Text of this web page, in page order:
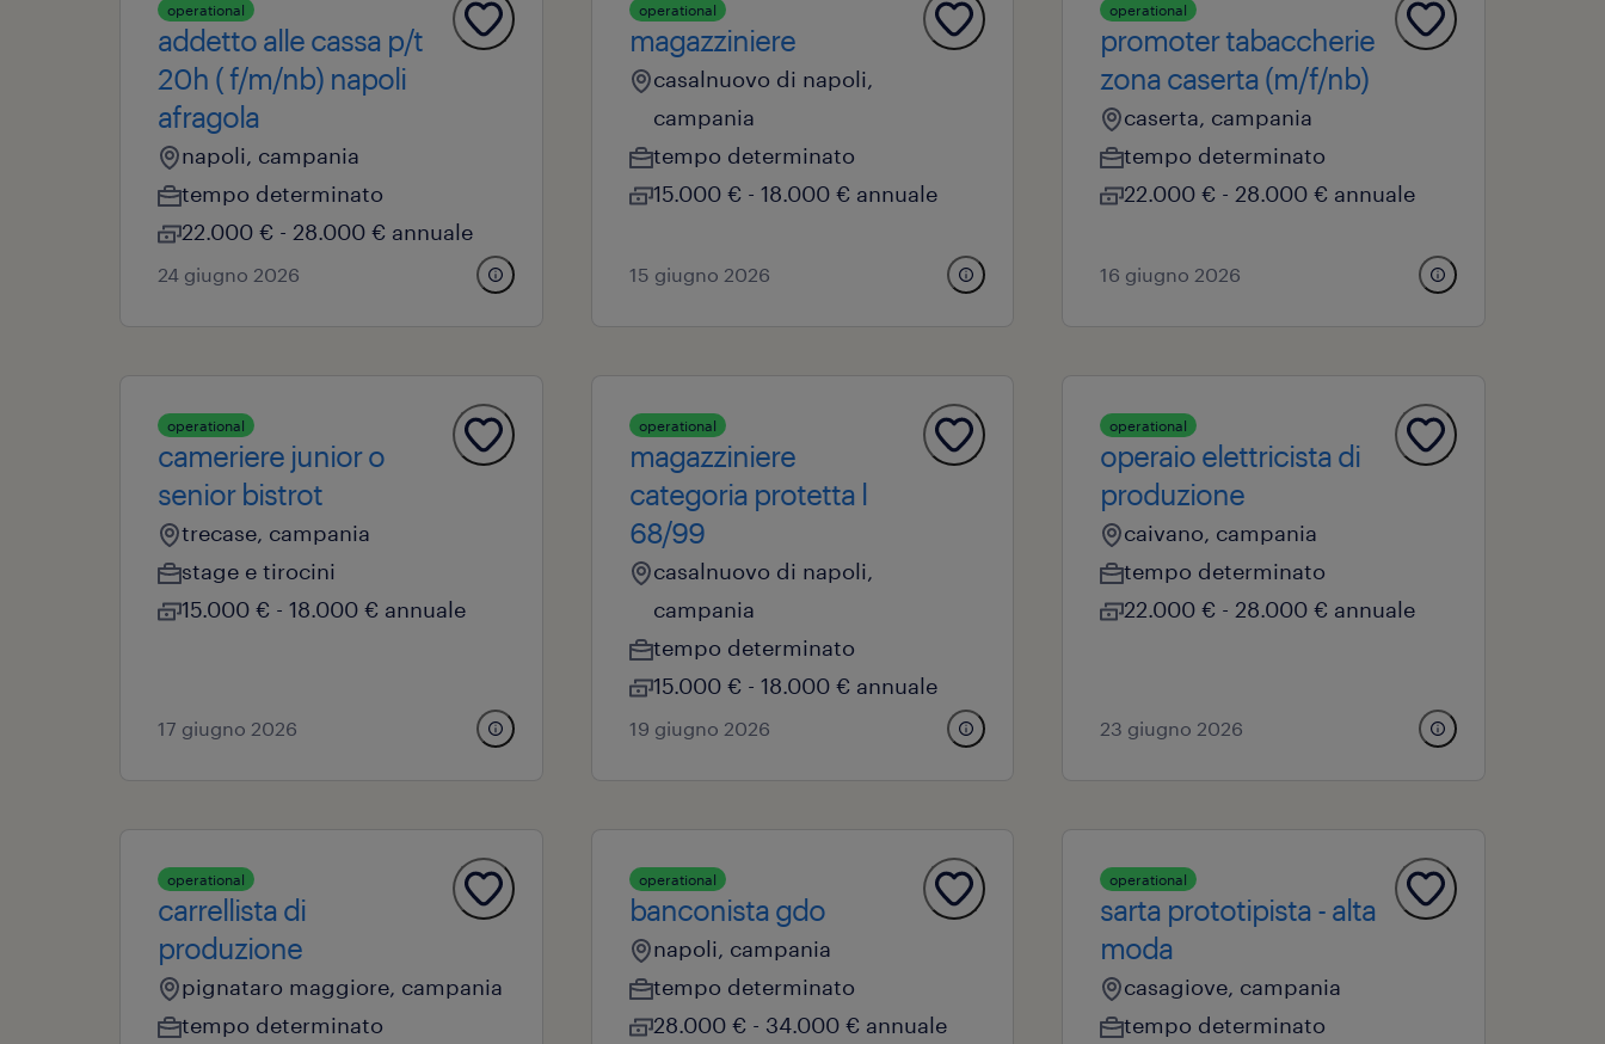
operational
addetto alle cassa p/t
20h ( f/m/nb) napoli
afragola
napoli, campania
tempo determinato
22.000 € - 28.000 € annuale
24 giugno 2026
operational
magazziniere
casalnuovo di napoli,
campania
tempo determinato
15.000 € - 18.000 € annuale
15 giugno 2026
operational
promoter tabaccherie
zona caserta (m/f/nb)
caserta, campania
tempo determinato
22.000 € - 28.000 € annuale
16 giugno 2026
operational
cameriere junior o
senior bistrot
trecase, campania
stage e tirocini
15.000 € - 18.000 € annuale
17 giugno 2026
operational
magazziniere
categoria protetta l
68/99
casalnuovo di napoli,
campania
tempo determinato
15.000 € - 18.000 € annuale
19 giugno 2026
operational
operaio elettricista di
produzione
caivano, campania
tempo determinato
22.000 € - 28.000 € annuale
23 giugno 2026
operational
carrellista di
produzione
pignataro maggiore, campania
tempo determinato
operational
banconista gdo
napoli, campania
tempo determinato
28.000 € - 34.000 € annuale
operational
sarta prototipista - alta
moda
casagiove, campania
tempo determinato